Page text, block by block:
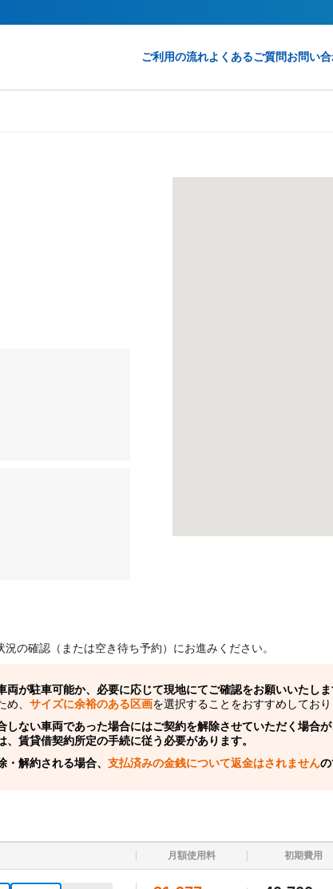
ご利用の流れよくあるご質問お問い
の確認（または空き待ち予約）にお進みください。
が駐車可能か、必要に応じて現地にてご確認をお願いいたしま
、 サイズに余裕のある区画を選択することをおすすめしており
ない車両であった場合にはご契約を解除させていただく場合が
賃貸借契約所定の手続に従う必要があります。
解約される場合、 支払済みの金銭について返金はされませんの
月額使用料 初期費用